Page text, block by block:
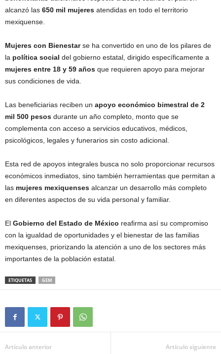
alcanzó las 650 mil mujeres atendidas en todo el territorio
mexiquense.
Mujeres con Bienestarse ha convertido en uno de los pilares de
la política social del gobierno estatal, dirigido específicamente a
mujeres entre 18 y 59 años que requieren apoyo para mejorar
sus condiciones de vida.
Las beneficiarias reciben un apoyo económico bimestral de 2
mil 500 pesos durante un año completo, monto que se
complementa con acceso a servicios educativos, médicos,
psicológicos, legales y funerarios sin costo adicional.
Esta red de apoyos integrales busca no solo proporcionar recursos
económicos inmediatos, sino también herramientas que permitan a
las mujeres mexiquenses alcanzar un desarrollo más completo
en diferentes aspectos de su vida personal y familiar.
El Gobierno del Estado de México reafirma así su compromiso
con la igualdad de oportunidades y el bienestar de las familias
mexiquenses, priorizando la atención a uno de los sectores más
importantes de la población estatal.
ETIQUETAS GEM
Artículo anterior Artículo siguiente